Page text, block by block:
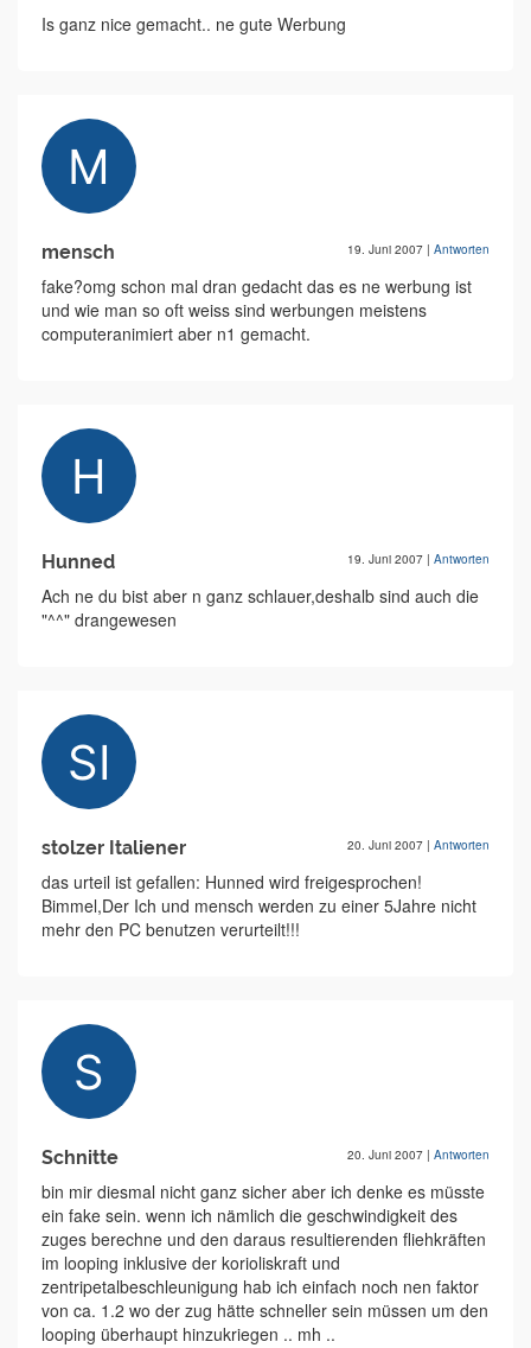
Is ganz nice gemacht.. ne gute Werbung
mensch 19. Juni 2007 | Antworten
fake?omg schon mal dran gedacht das es ne werbung ist
und wie man so oft weiss sind werbungen meistens
computeranimiert aber n1 gemacht.
Hunned 19. Juni 2007 | Antworten
Ach ne du bist aber n ganz schlauer,deshalb sind auch die
"^^" drangewesen
stolzer Italiener 20. Juni 2007 | Antworten
das urteil ist gefallen: Hunned wird freigesprochen!
Bimmel,Der Ich und mensch werden zu einer 5Jahre nicht
mehr den PC benutzen verurteilt!!!
Schnitte 20. Juni 2007 | Antworten
bin mir diesmal nicht ganz sicher aber ich denke es müsste
ein fake sein. wenn ich nämlich die geschwindigkeit des
zuges berechne und den daraus resultierenden fliehkräften
im looping inklusive der korioliskraft und
zentripetalbeschleunigung hab ich einfach noch nen faktor
von ca. 1.2 wo der zug hätte schneller sein müssen um den
looping überhaupt hinzukriegen .. mh ..